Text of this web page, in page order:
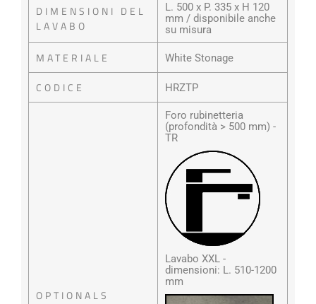
DIMENSIONI DEL
LAVABO
L. 500 x P. 335 x H 120
mm / disponibile anche
su misura
MATERIALE White Stonage
CODICE HRZTP
OPTIONALS
Foro rubinetteria
(profondità > 500 mm) -
TR
Lavabo XXL -
dimensioni: L. 510-1200
mm